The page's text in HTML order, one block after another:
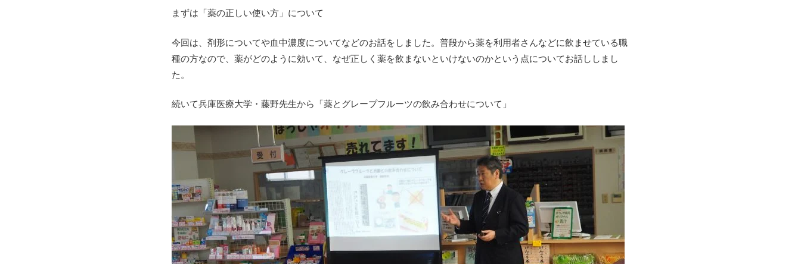
まずは「薬の正しい使い方」について
今回は、剤形についてや血中濃度についてなどのお話をしました。普段から薬を利用者さんなどに飲ませている職
種の方なので、薬がどのように効いて、なぜ正しく薬を飲まないといけないのかという点についてお話ししまし
た。
続いて兵庫医療大学・藤野先生から「薬とグレープフルーツの飲み合わせについて」